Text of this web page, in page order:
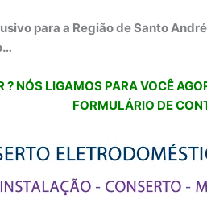
para a Região de Santo
? NÓS LIGAMOS PARA VOCÊ
FORMULÁRIO DE